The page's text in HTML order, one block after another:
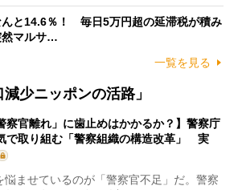
んと14.6％！ 毎日5万円超の延滞税が積み
然マルサ…
一覧を見る
少ニッポンの活路」
察官離れ」に歯止めはかかるか？】警察庁
で取り組む「警察組織の構造改革」 実
ませているのが「警察官不足」だ。警察